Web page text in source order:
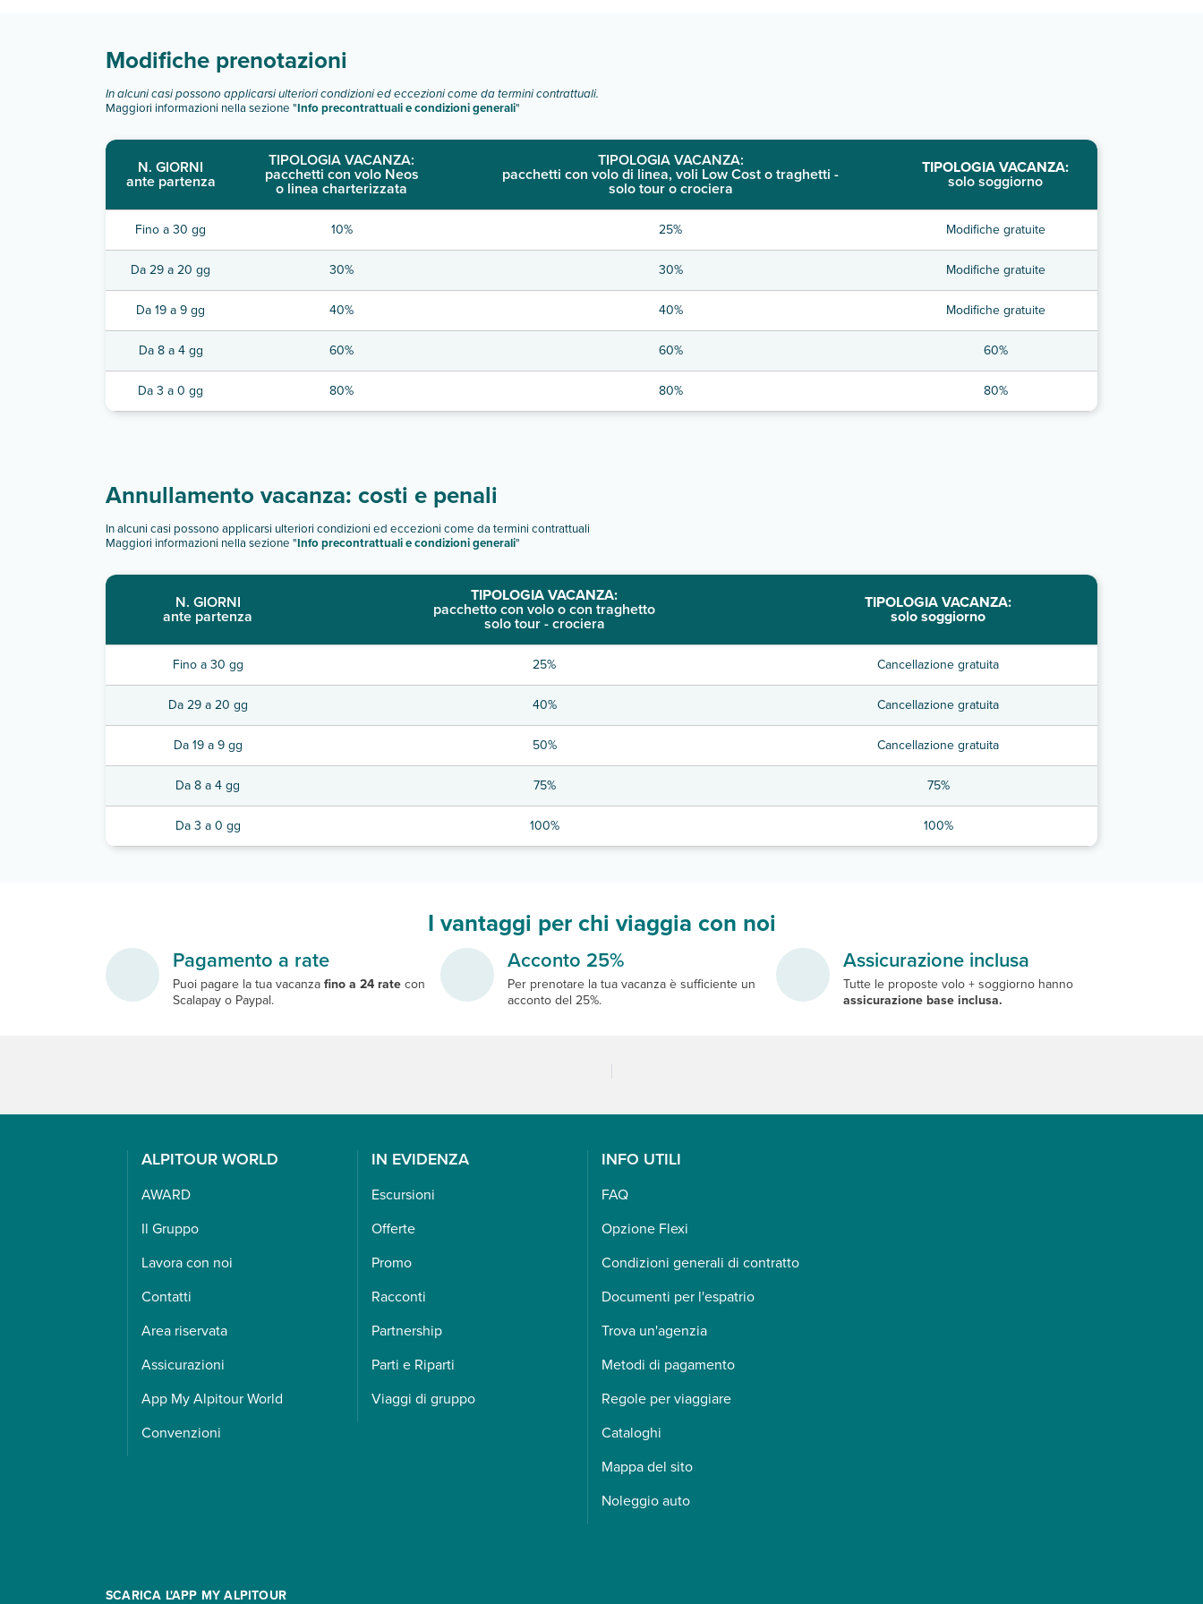
Modifiche prenotazioni
In alcuni casi possono applicarsi ulteriori condizioni ed eccezioni come da termini contrattuali.
Maggiori informazioni nella sezione "Info precontrattuali e condizioni generali"
N. GIORNI
ante partenza
TIPOLOGIA VACANZA:
pacchetti con volo Neos
o linea charterizzata
TIPOLOGIA VACANZA:
pacchetti con volo di linea, voli Low Cost o traghetti -
solo tour o crociera
TIPOLOGIA VACANZA:
solo soggiorno
Fino a 30 gg 10% 25% Modifiche gratuite
Da 29 a 20 gg 30% 30% Modifiche gratuite
Da 19 a 9 gg 40% 40% Modifiche gratuite
Da 8 a 4 gg 60% 60% 60%
Da 3 a 0 gg 80% 80% 80%
Annullamento vacanza: costi e penali
In alcuni casi possono applicarsi ulteriori condizioni ed eccezioni come da termini contrattuali
Maggiori informazioni nella sezione "Info precontrattuali e condizioni generali"
N. GIORNI
ante partenza
TIPOLOGIA VACANZA:
pacchetto con volo o con traghetto
solo tour - crociera
TIPOLOGIA VACANZA:
solo soggiorno
Fino a 30 gg 25% Cancellazione gratuita
Da 29 a 20 gg 40% Cancellazione gratuita
Da 19 a 9 gg 50% Cancellazione gratuita
Da 8 a 4 gg 75% 75%
Da 3 a 0 gg 100% 100%
I vantaggi per chi viaggia con noi
Pagamento a rate
Puoi pagare la tua vacanzafino a 24 ratecon
Scalapay o Paypal.
Acconto 25%
Per prenotare la tua vacanza è sufficiente un
acconto del 25%.
Assicurazione inclusa
Tutte le proposte volo + soggiorno hanno
assicurazione base inclusa.
ALPITOUR WORLD
AWARD
Il Gruppo
Lavora con noi
Contatti
Area riservata
Assicurazioni
App My Alpitour World
Convenzioni
IN EVIDENZA
Escursioni
Offerte
Promo
Racconti
Partnership
Parti e Riparti
Viaggi di gruppo
INFO UTILI
FAQ
Opzione Flexi
Condizioni generali di contratto
Documenti per l'espatrio
Trova un'agenzia
Metodi di pagamento
Regole per viaggiare
Cataloghi
Mappa del sito
Noleggio auto
SCARICA L'APP MY ALPITOUR